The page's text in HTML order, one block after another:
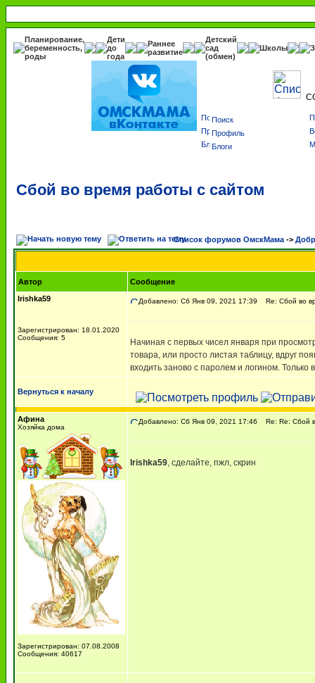
Планирование,
беременность,
роды
Дети
до
года
Раннее
развитие
Детский
сад
(обмен)
Школы
Поиск
Профиль
Блоги
Сбой во время работы с сайтом
Список форумов ОмскМама ->
Автор
Сообщение
Irishka59
Зарегистрирован: 18.01.2020
Сообщения: 5
Добавлено: Сб Янв 09, 2021 17:39 Re: Сбой во
Начиная с первых чисел января при
товара, или просто листая таблицу, вдруг
входить заново с паролем и логином.
Вернуться к началу
Афина
Хозяйка дома
Зарегистрирован: 07.08.2008
Сообщения: 40617
Добавлено: Сб Янв 09, 2021 17:46 Re: Re: Сбой
Irishka59, сделайте, пжл, скрин